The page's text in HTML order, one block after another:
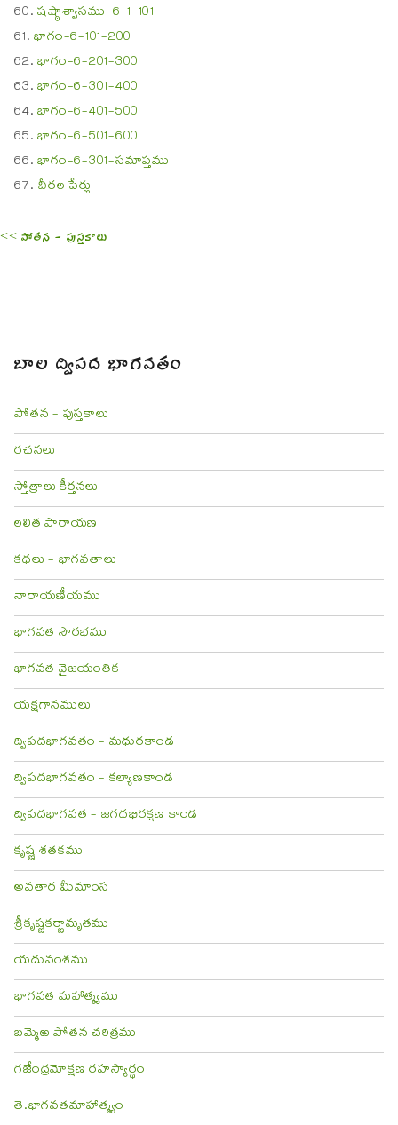
షష్ఠాశ్వాసము-6-1-101
భాగం-6-101-200
భాగం-6-201-300
భాగం-6-301-400
భాగం-6-401-500
భాగం-6-501-600
భాగం-6-301-సమాప్తము
చీరల పేర్లు
<< పోతన - పుస్తకాలు
బాల ద్విపద భాగవతం
పోతన - పుస్తకాలు
రచనలు
స్తోత్రాలు కీర్తనలు
లలిత పారాయణ
కథలు - భాగవతాలు
నారాయణీయము
భాగవత సౌరభము
భాగవత వైజయంతిక
యక్షగానములు
ద్విపదభాగవతం - మధురకాండ
ద్విపదభాగవతం - కల్యాణకాండ
ద్విపదభాగవత - జగదభిరక్షణ కాండ
కృష్ణ శతకము
అవతార మీమాంస
శ్రీకృష్ణకర్ణామృతము
యదువంశము
భాగవత మహాత్మ్యము
బమ్మెఱ పోతన చరిత్రము
గజేంద్రమోక్షణ రహస్యార్థం
తె.భాగవతమాహాత్మ్యం